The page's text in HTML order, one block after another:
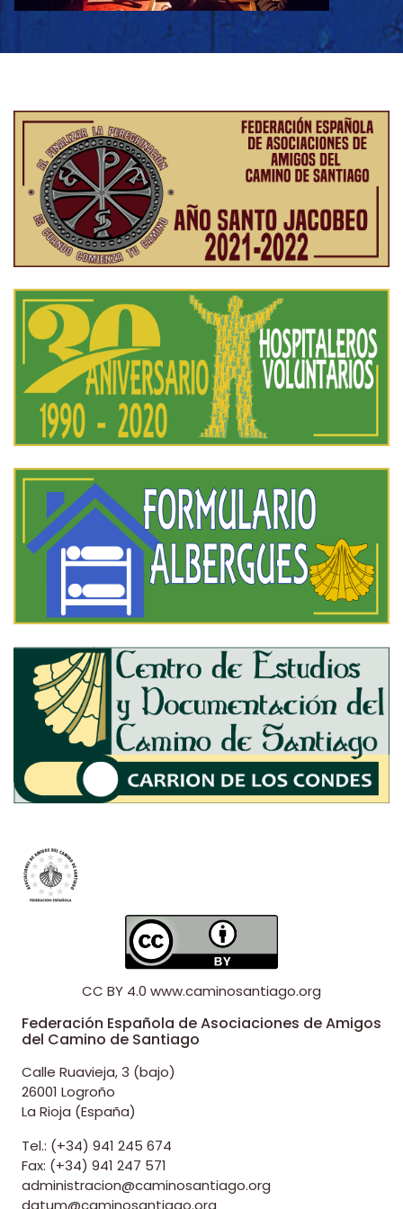
CC BY 4.0 www.caminosantiago.org
Federación Española de Asociaciones de Amigos
del Camino de Santiago
Calle Ruavieja, 3 (bajo)
26001 Logroño
La Rioja (España)
Tel.: (+34) 941 245 674
Fax: (+34) 941 247 571
administracion@caminosantiago.org
datum@caminosantiago.org